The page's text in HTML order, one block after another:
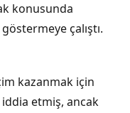
konusunda
çalıştı.
kazanmak için
etmiş, ancak